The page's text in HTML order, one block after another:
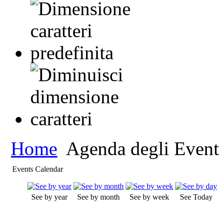
Home Agenda degli
Events Calendar
See by year See by month See by week
See Today